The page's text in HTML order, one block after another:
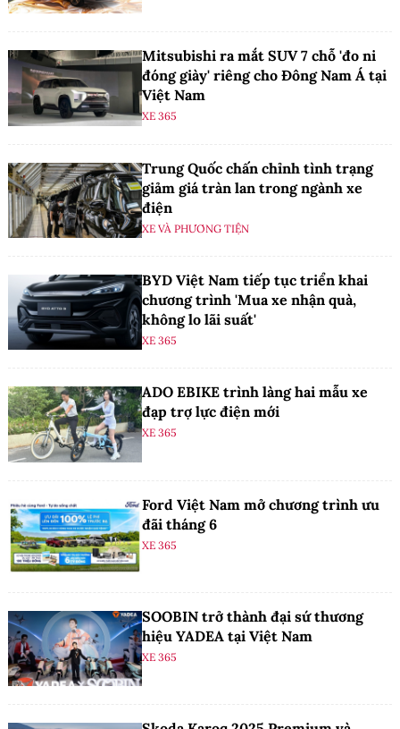
Mitsubishi ra mắt SUV 7 chỗ 'đo ni
đóng giày' riêng cho Đông Nam Á tại
Việt Nam
XE 365
Trung Quốc chấn chỉnh tình trạng
giảm giá tràn lan trong ngành xe
điện
XE VÀ PHƯƠNG TIỆN
BYD Việt Nam tiếp tục triển khai
chương trình 'Mua xe nhận quà,
không lo lãi suất'
XE 365
ADO EBIKE trình làng hai mẫu xe
đạp trợ lực điện mới
XE 365
Ford Việt Nam mở chương trình ưu
đãi tháng 6
XE 365
SOOBIN trở thành đại sứ thương
hiệu YADEA tại Việt Nam
XE 365